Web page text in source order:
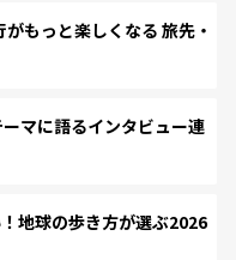
もっと楽しくなる 旅先・
マに語るインタビュー連
地球の歩き方が選ぶ2026